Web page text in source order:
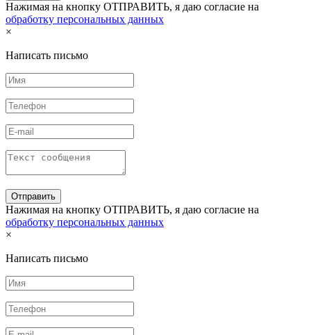
Нажимая на кнопку ОТПРАВИТЬ, я даю согласие на
обработку персональных данных
×
Написать письмо
Нажимая на кнопку ОТПРАВИТЬ, я даю согласие на
обработку персональных данных
×
Написать письмо